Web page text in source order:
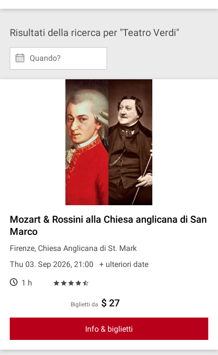
Risultati della ricerca per "Teatro Verdi"
Quando?
Mozart & Rossini alla Chiesa anglicana di San
Marco
Firenze, Chiesa Anglicana di St. Mark
Thu 03. Sep 2026, 21:00
+ ulteriori date
1 h
Biglietti da $ 27
Info & biglietti